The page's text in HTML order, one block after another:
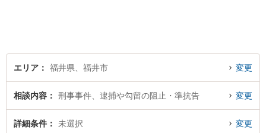
う。
エリア 福井県、福井市 変更
相談内容 刑事事件、逮捕や勾留の阻止・準抗告 変更
詳細条件 未選択 変更